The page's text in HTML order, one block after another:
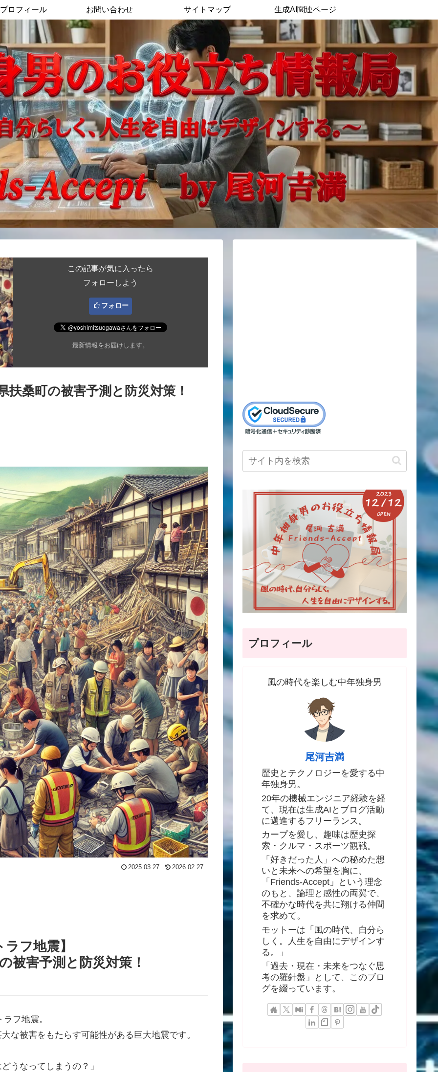
ロフィール お問い合わせ サイトマップ 生成AI関連ページ
この記事が気に入ったら
フォローしよう
フォロー
最新情報をお届けします。
桑町の被害予測と防災対策！
2025.03.27 2026.02.27
フ地震】
被害予測と防災対策！
フ地震。
な被害をもたらす可能性がある巨大地震です。
うなってしまうの？」
プロフィール
風の時代を楽しむ中年独身男
尾河吉満
歴史とテクノロジーを愛する中
年独身男。
20年の機械エンジニア経験を経
て、現在は生成AIとブログ活動
に邁進するフリーランス。
カープを愛し、趣味は歴史探
索・クルマ・スポーツ観戦。
「好きだった人」への秘めた想
いと未来への希望を胸に、
「Friends-Accept」という理念
のもと、論理と感性の両翼で、
不確かな時代を共に翔ける仲間
を求めて。
モットーは「風の時代、自分ら
しく。人生を自由にデザインす
る。」
「過去・現在・未来をつなぐ思
考の羅針盤」として、このブロ
グを綴っています。